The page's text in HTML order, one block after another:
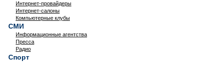
Интернет-провайдеры
Интернет-салоны
Компьютерные клубы
СМИ
Информационные агентства
Пресса
Радио
Спорт